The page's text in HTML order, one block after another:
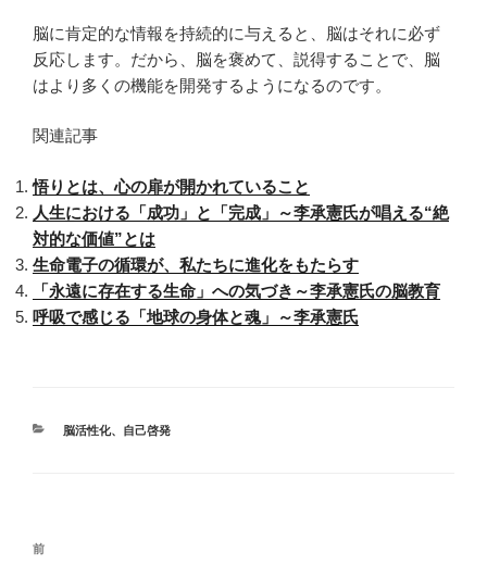
脳に肯定的な情報を持続的に与えると、脳はそれに必ず
反応します。だから、脳を褒めて、説得することで、脳
はより多くの機能を開発するようになるのです。
関連記事
悟りとは、心の扉が開かれていること
人生における「成功」と「完成」～李承憲氏が唱える“絶
対的な価値”とは
生命電子の循環が、私たちに進化をもたらす
「永遠に存在する生命」への気づき～李承憲氏の脳教育
呼吸で感じる「地球の身体と魂」～李承憲氏
カ
脳活性化、 自己啓発
投
前
前